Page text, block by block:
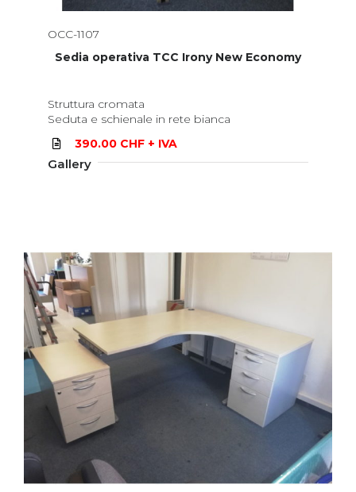
OCC-1107
Sedia operativa TCC Irony New Economy
Struttura cromata
Seduta e schienale in rete bianca
390.00 CHF + IVA
Gallery